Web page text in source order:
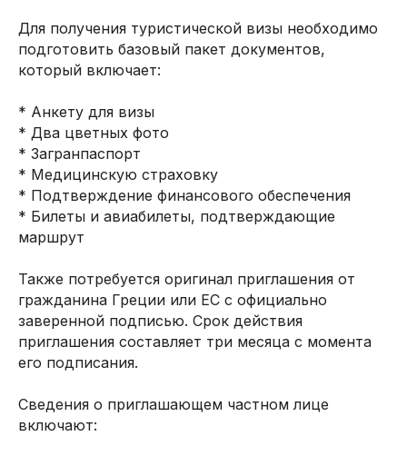
Для получения туристической визы необходимо
подготовить базовый пакет документов,
который включает:
* Анкету для визы
* Два цветных фото
* Загранпаспорт
* Медицинскую страховку
* Подтверждение финансового обеспечения
* Билеты и авиабилеты, подтверждающие
маршрут
Также потребуется оригинал приглашения от
гражданина Греции или ЕС с официально
заверенной подписью. Срок действия
приглашения составляет три месяца с момента
его подписания.
Сведения о приглашающем частном лице
включают: